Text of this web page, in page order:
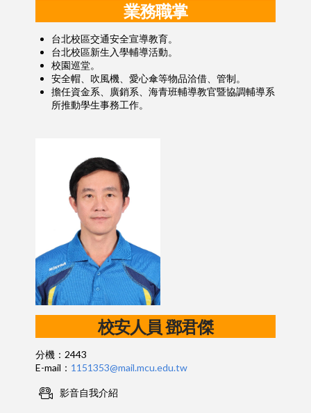
業務職掌
台北校區交通安全宣導教育。
台北校區新生入學輔導活動。
校園巡堂。
安全帽、吹風機、愛心傘等物品洽借、管制。
擔任資金系、廣銷系、海青班輔導教官暨協調輔導系
所推動學生事務工作。
校安人員 鄧君傑
分機：2443
E-mail： 1151353@mail.mcu.edu.tw
影音自我介紹